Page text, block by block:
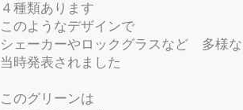
４種類あります
このようなデザインで
シェーカーやロックグラスなど 多様
当時発表されました
このグリーンは